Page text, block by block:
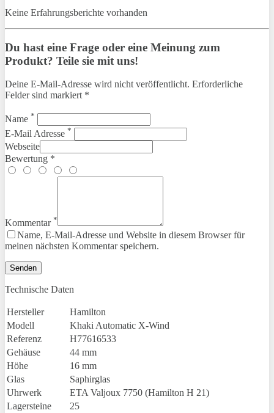
Keine Erfahrungsberichte vorhanden
Du hast eine Frage oder eine Meinung zum
Produkt? Teile sie mit uns!
Deine E-Mail-Adresse wird nicht veröffentlicht. Erforderliche
Felder sind markiert *
Name *
E-Mail Adresse *
Webseite
Bewertung *
Kommentar *
Name, E-Mail-Adresse und Website in diesem Browser für
meinen nächsten Kommentar speichern.
Technische Daten
Hersteller
Hamilton
Modell
Khaki Automatic X-Wind
Referenz
H77616533
Gehäuse
44 mm
Höhe
16 mm
Glas
Saphirglas
Uhrwerk
ETA Valjoux 7750 (Hamilton H 21)
Lagersteine
25